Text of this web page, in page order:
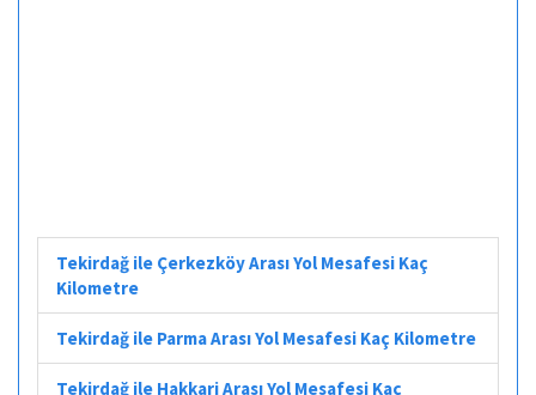
Tekirdağ ile Çerkezköy Arası Yol Mesafesi Kaç
Kilometre
Tekirdağ ile Parma Arası Yol Mesafesi Kaç Kilometre
Tekirdağ ile Hakkari Arası Yol Mesafesi Kaç